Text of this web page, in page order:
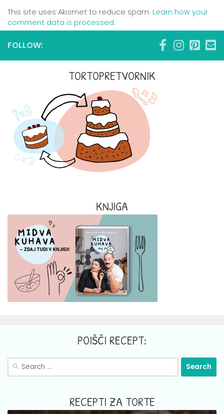
This site uses Akismet to reduce spam. Learn how your
comment data is processed.
FOLLOW:
TORTOPRETVORNIK
KNJIGA
POIŠČI RECEPT:
Search
RECEPTI ZA TORTE